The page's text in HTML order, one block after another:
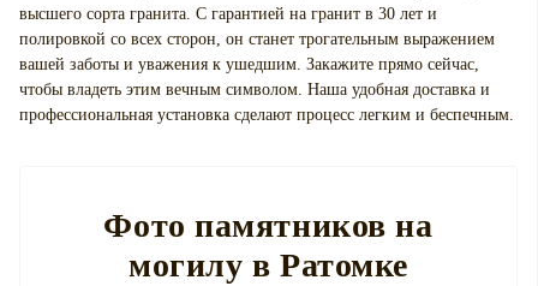
высшего сорта гранита. С гарантией на гранит в 30 лет и
полировкой со всех сторон, он станет трогательным выражением
вашей заботы и уважения к ушедшим. Закажите прямо сейчас,
чтобы владеть этим вечным символом. Наша удобная доставка и
профессиональная установка сделают процесс легким и беспечным.
Фото памятников на
могилу в Ратомке